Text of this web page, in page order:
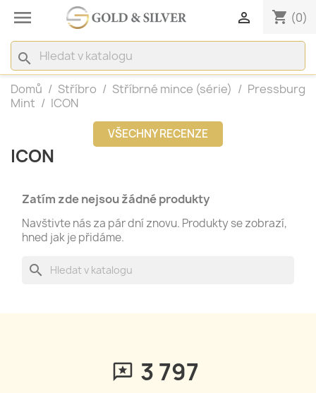
 shopping_cart (0)

search
Domů Stříbro Stříbrné mince (série)
Pressburg
Mint
ICON
VŠECHNY RECENZE
ICON
Zatím zde nejsou žádné produkty
Navštivte nás za pár dní znovu. Produkty se zobrazí,
hned jak je přidáme.
search
3 797